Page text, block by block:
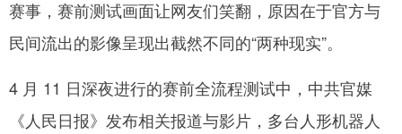
赛事，赛前测试画面让网友们笑翻，原因在于官方与
民间流出的影像呈现出截然不同的“两种现实”。
4 月 11 日深夜进行的赛前全流程测试中，中共官媒
《人民日报》发布相关报道与影片，多台人形机器人